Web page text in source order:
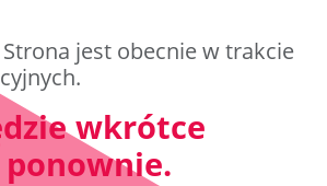
jest obecnie w trakcie
wkrótce